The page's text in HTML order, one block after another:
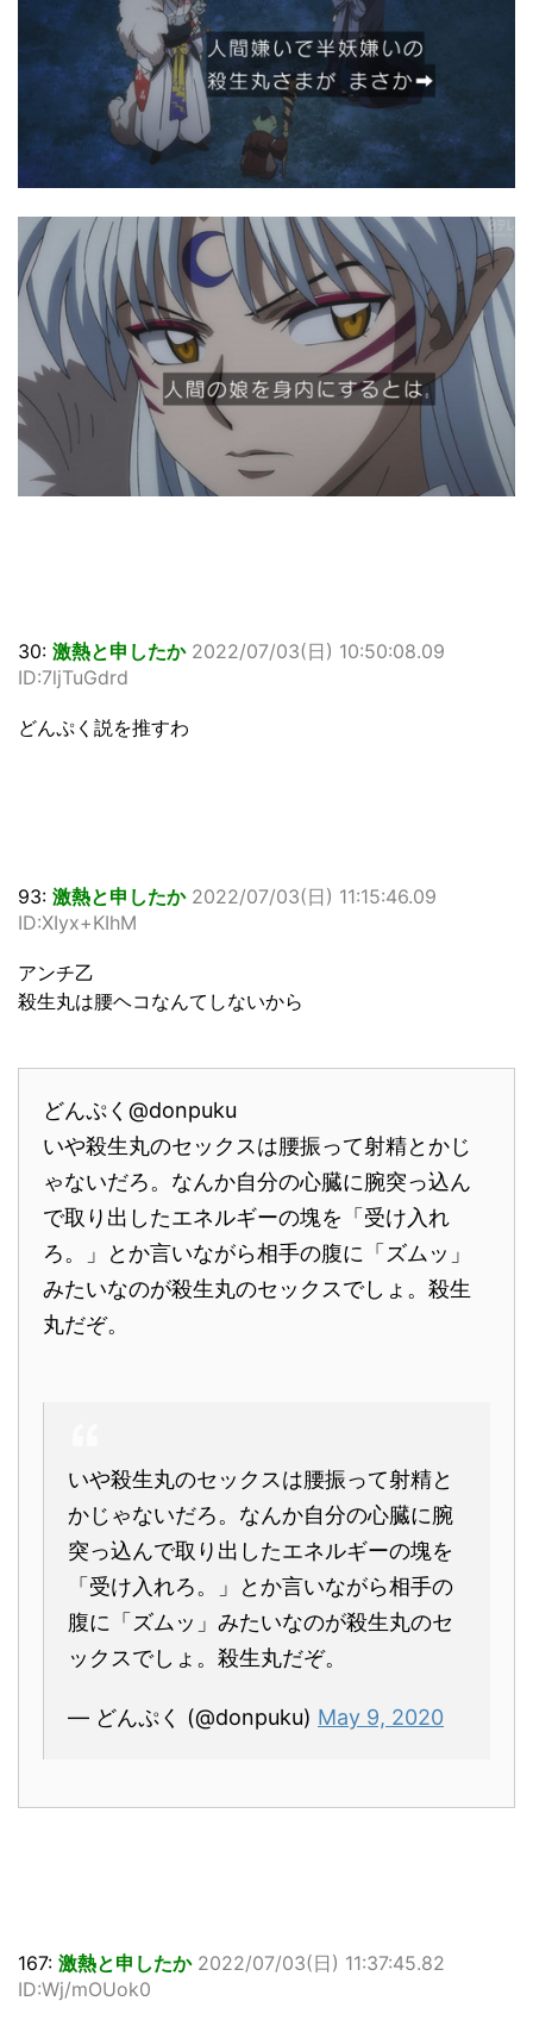
30: 激熱と申したか 2022/07/03(日) 10:50:08.09
ID:7ljTuGdrd
どんぷく説を推すわ
93: 激熱と申したか 2022/07/03(日) 11:15:46.09
ID:XIyx+KIhM
アンチ乙
殺生丸は腰ヘコなんてしないから
どんぷく@donpuku
いや殺生丸のセックスは腰振って射精とかじ
ゃないだろ。なんか自分の心臓に腕突っ込ん
で取り出したエネルギーの塊を「受け入れ
ろ。」とか言いながら相手の腹に「ズムッ」
みたいなのが殺生丸のセックスでしょ。殺生
丸だぞ。
いや殺生丸のセックスは腰振って射精と
かじゃないだろ。なんか自分の心臓に腕
突っ込んで取り出したエネルギーの塊を
「受け入れろ。」とか言いながら相手の
腹に「ズムッ」みたいなのが殺生丸のセ
ックスでしょ。殺生丸だぞ。
— どんぷく (@donpuku) May 9, 2020
167: 激熱と申したか 2022/07/03(日) 11:37:45.82
ID:Wj/mOUok0